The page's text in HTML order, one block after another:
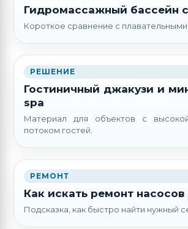
Гидромассажный бассейн
Короткое сравнение с
РЕШЕНИЕ
Гостиничный джакузи и
spa
Материал для объектов с
потоком гостей.
РЕМОНТ
Как искать ремонт
Подсказка, как быстро найти нужный